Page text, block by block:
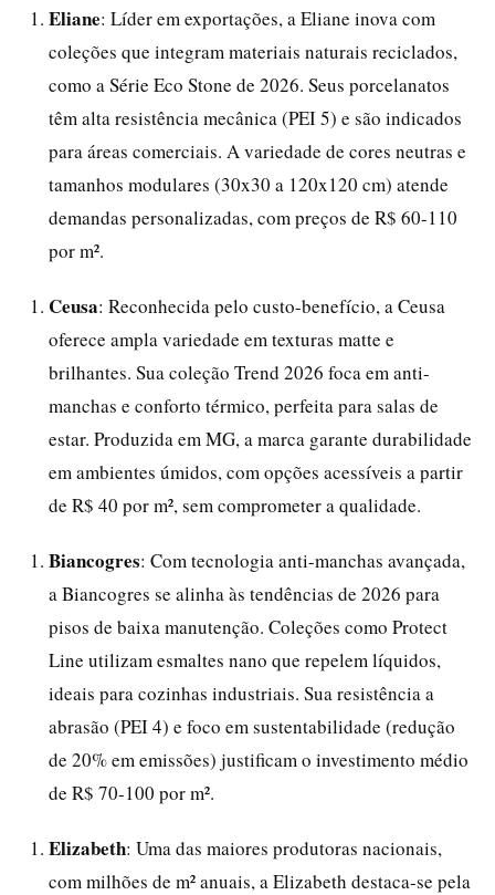
Eliane: Líder em exportações, a Eliane inova com
coleções que integram materiais naturais reciclados,
como a Série Eco Stone de 2026. Seus porcelanatos
têm alta resistência mecânica (PEI 5) e são indicados
para áreas comerciais. A variedade de cores neutras e
tamanhos modulares (30x30 a 120x120 cm) atende
demandas personalizadas, com preços de R$ 60-110
por m².
Ceusa: Reconhecida pelo custo-benefício, a Ceusa
oferece ampla variedade em texturas matte e
brilhantes. Sua coleção Trend 2026 foca em anti-
manchas e conforto térmico, perfeita para salas de
estar. Produzida em MG, a marca garante durabilidade
em ambientes úmidos, com opções acessíveis a partir
de R$ 40 por m², sem comprometer a qualidade.
Biancogres: Com tecnologia anti-manchas avançada,
a Biancogres se alinha às tendências de 2026 para
pisos de baixa manutenção. Coleções como Protect
Line utilizam esmaltes nano que repelem líquidos,
ideais para cozinhas industriais. Sua resistência a
abrasão (PEI 4) e foco em sustentabilidade (redução
de 20% em emissões) justificam o investimento médio
de R$ 70-100 por m².
Elizabeth: Uma das maiores produtoras nacionais,
com milhões de m² anuais, a Elizabeth destaca-se pela